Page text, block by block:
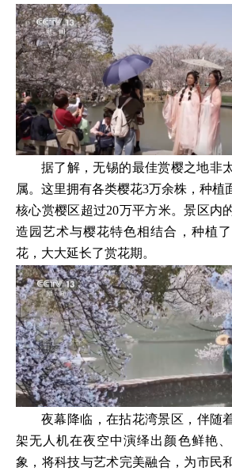
据了解，无锡的最佳赏樱之地非
属。这里拥有各类樱花3万余株，种植
核心赏樱区超过20万平方米。景区内
造园艺术与樱花特色相结合，种植
花，大大延长了赏花期。
夜幕降临，在拈花湾景区，伴随
架无人机在夜空中演绎出颜色鲜艳
象，将科技与艺术完美融合，为市民